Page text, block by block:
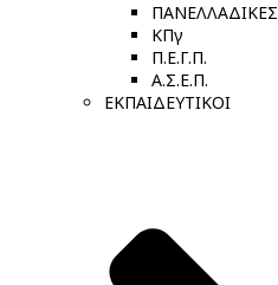
ΠΑΝΕΛΛΑΔΙΚΕΣ
ΚΠγ
Π.Ε.Γ.Π.
Α.Σ.Ε.Π.
ΕΚΠΑΙΔΕΥΤΙΚΟΙ